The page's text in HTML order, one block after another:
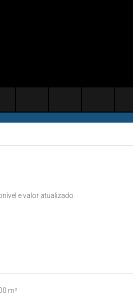
e valor atualizado.
m²